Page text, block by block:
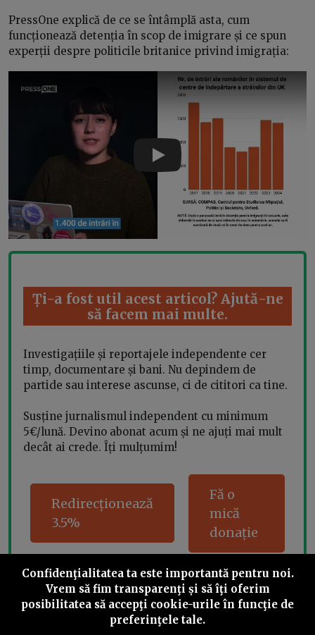
PressOne explică de ce se întâmplă asta, cum
funcționează detenția în scop de imigrare și ce spun
experții despre politicile britanice privind imigrația:
Play
Ți-a fost util acest articol? Ajută-ne
să facem mai multe.
Investigațiile și reportajele independente cer
timp, documentare și bani. Nu depindem de
partide sau interese ascunse, ci de cititori ca tine.
Susține jurnalismul independent cu minimum
5€/lună. Devino abonat acum și ne ajuți mai mult
decât ai crede. Îți mulțumim!
Redirecționează
3.5%
Fă o
mică
donație
Share this
Confidenţialitatea ta este importantă pentru noi.
Vrem să fim transparenţi și să îţi oferim
posibilitatea să accepţi cookie-urile în funcţie de
preferinţele tale.